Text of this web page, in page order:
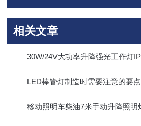
相关文章
LED棒管灯制造时需要注意的要点